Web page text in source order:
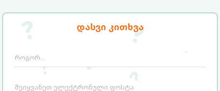
დასვი კითხვა